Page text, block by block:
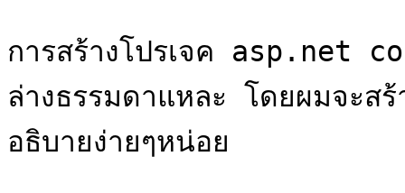
การสร้างโปรเจค asp.net
ล่างธรรมดาแหละ โดยผมจะ
อธิบายง่ายๆหน่อย